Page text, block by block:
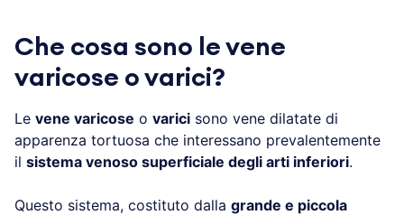
Che cosa sono le vene
varicose o varici?
Le vene varicose o varici sono vene dilatate di
apparenza tortuosa che interessano prevalentemente
il sistema venoso superficiale degli arti inferiori.
Questo sistema, costituto dalla grande e piccola